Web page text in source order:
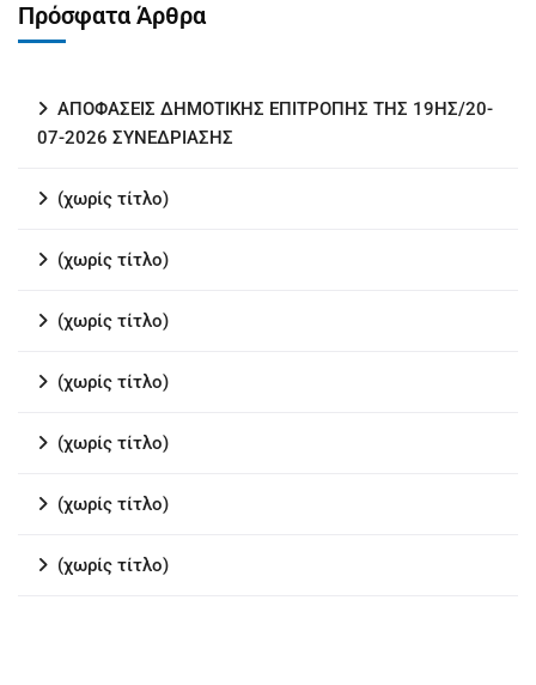
Πρόσφατα Άρθρα
ΑΠΟΦΑΣΕΙΣ ΔΗΜΟΤΙΚΗΣ ΕΠΙΤΡΟΠΗΣ ΤΗΣ 19ΗΣ/20-
07-2026 ΣΥΝΕΔΡΙΑΣΗΣ
(χωρίς τίτλο)
(χωρίς τίτλο)
(χωρίς τίτλο)
(χωρίς τίτλο)
(χωρίς τίτλο)
(χωρίς τίτλο)
(χωρίς τίτλο)